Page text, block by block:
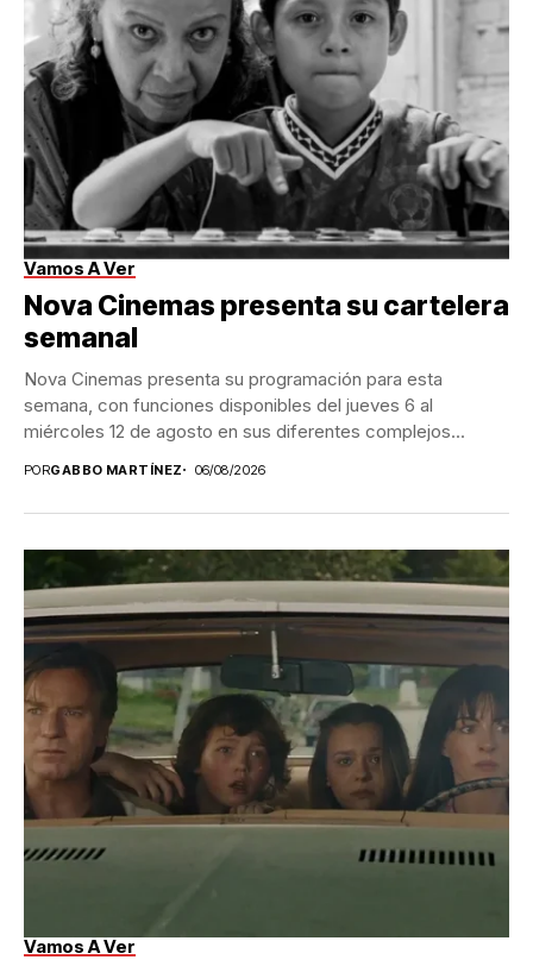
Vamos A Ver
Nova Cinemas presenta su cartelera
semanal
Nova Cinemas presenta su programación para esta
semana, con funciones disponibles del jueves 6 al
miércoles 12 de agosto en sus diferentes complejos...
PORGABBO MARTÍNEZ 06/08/2026
Vamos A Ver